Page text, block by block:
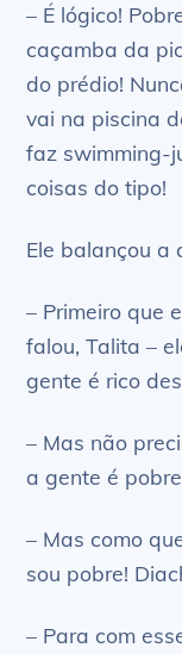
– É lógico!
caçamba da
do prédio!
vai na piscina
faz swimming-
coisas do tipo!
Ele balançou a
– Primeiro que
falou, Talita –
gente é rico
– Mas não
a gente é
– Mas como
sou pobre!
– Para com